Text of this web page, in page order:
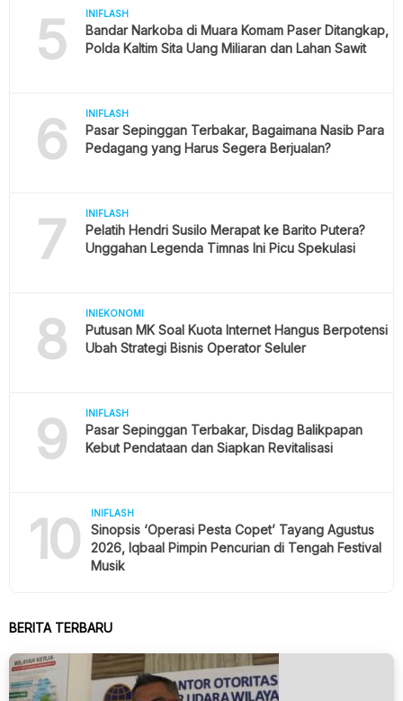
5 INIFLASH
Bandar Narkoba di Muara Komam Paser Ditangkap,
Polda Kaltim Sita Uang Miliaran dan Lahan Sawit
6 INIFLASH
Pasar Sepinggan Terbakar, Bagaimana Nasib Para
Pedagang yang Harus Segera Berjualan?
7 INIFLASH
Pelatih Hendri Susilo Merapat ke Barito Putera?
Unggahan Legenda Timnas Ini Picu Spekulasi
8 INIEKONOMI
Putusan MK Soal Kuota Internet Hangus Berpotensi
Ubah Strategi Bisnis Operator Seluler
9 INIFLASH
Pasar Sepinggan Terbakar, Disdag Balikpapan
Kebut Pendataan dan Siapkan Revitalisasi
10 INIFLASH
Sinopsis ‘Operasi Pesta Copet’ Tayang Agustus
2026, Iqbaal Pimpin Pencurian di Tengah Festival
Musik
BERITA TERBARU